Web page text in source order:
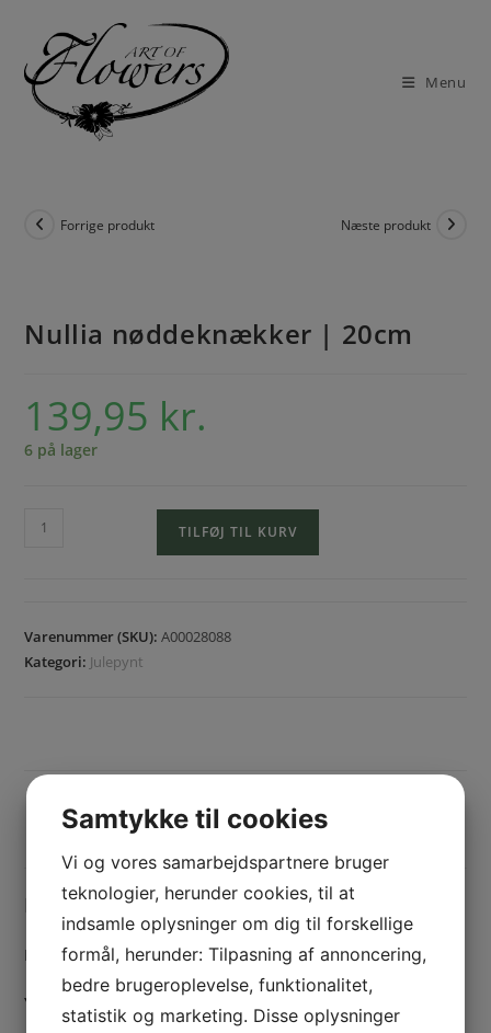
Menu
Forrige produkt Næste produkt
Nullia nøddeknækker | 20cm
139,95 kr.
6 på lager
TILFØJ TIL KURV
Varenummer (SKU):A00028088
Kategori: Julepynt
Beskrivelse
Farve: Rød
Yderligere information
Samtykke til cookies
Vi og vores samarbejdspartnere bruger
teknologier, herunder cookies, til at
indsamle oplysninger om dig til forskellige
formål, herunder: Tilpasning af annoncering,
bedre brugeroplevelse, funktionalitet,
statistik og marketing. Disse oplysninger